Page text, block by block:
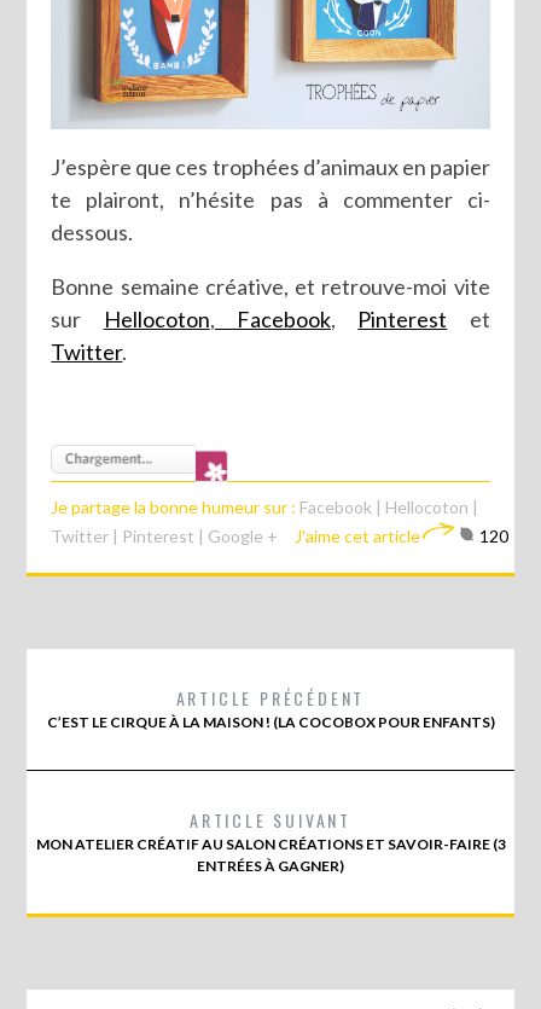
J’espère que ces trophées d’animaux en papier
te plairont, n’hésite pas à commenter ci-
dessous.
Bonne semaine créative, et retrouve-moi vite
sur
Hellocoton, Facebook, Pinterest et
Twitter.
Je partage la bonne humeur sur : Facebook | Hellocoton |
Twitter | Pinterest | Google + J'aime cet article 120
ARTICLE PRÉCÉDENT
C’EST LE CIRQUE À LA MAISON ! (LA COCOBOX POUR ENFANTS)
ARTICLE SUIVANT
MON ATELIER CRÉATIF AU SALON CRÉATIONS ET SAVOIR-FAIRE (3
ENTRÉES À GAGNER)